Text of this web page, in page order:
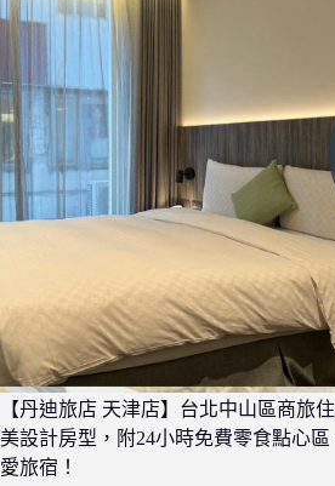
【丹迪旅店 天津店】台北中山區商旅
美設計房型，附24小時免費零食點心
愛旅宿！